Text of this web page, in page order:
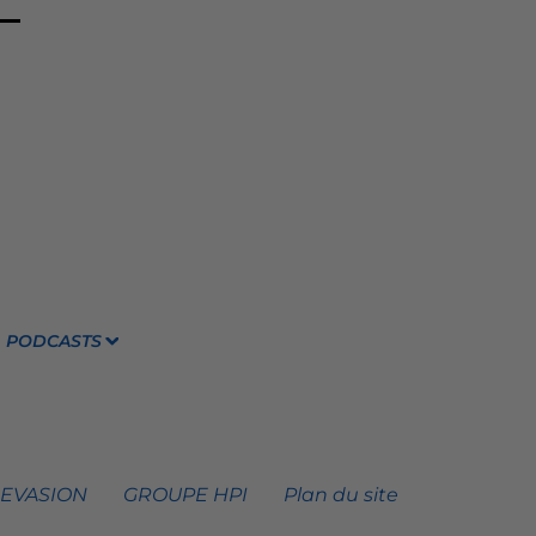
PODCASTS
GROUPE HPI Plan du site